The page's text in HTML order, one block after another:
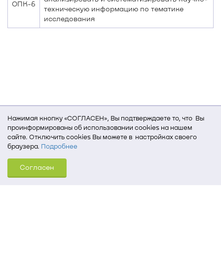
Нажимая кнопку «СОГЛАСЕН», Вы подтверждаете то, что Вы
проинформированы об использовании cookies на нашем
сайте. Отключить cookies Вы можете в настройках своего
браузера. Подробнее
Для того, чтобы мы могли качественно предоставить Вам
услуги, мы используем cookies, которые сохраняются
на Вашем компьютере (Сведения о местоположении; ip-адрес;
Согласен
ОПК-6
техническую информацию по тематике
исследования